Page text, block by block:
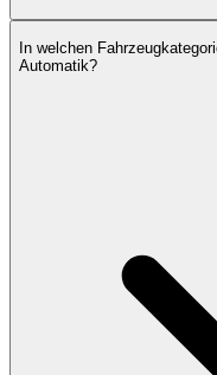
In welchen
Automatik?